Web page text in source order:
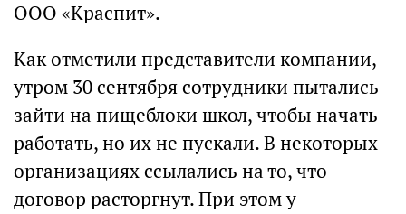
ООО «Краспит».
Как отметили представители компании,
утром 30 сентября сотрудники пытались
зайти на пищеблоки школ, чтобы начать
работать, но их не пускали. В некоторых
организациях ссылались на то, что
договор расторгнут. При этом у